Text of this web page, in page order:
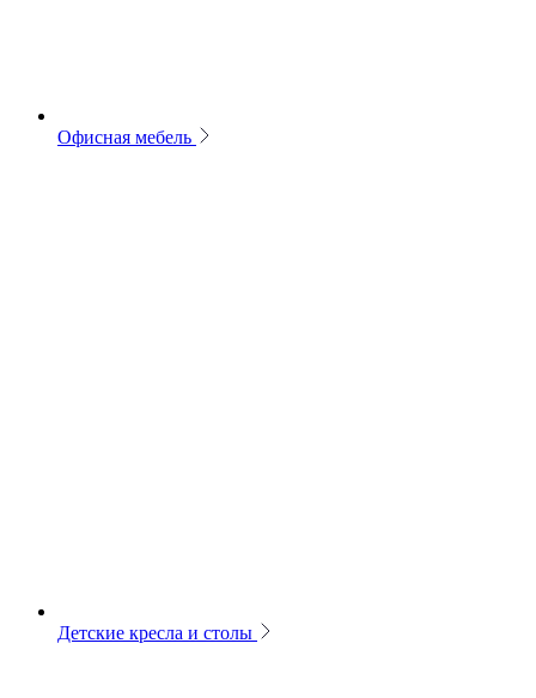
Офисная мебель
Детские кресла и столы